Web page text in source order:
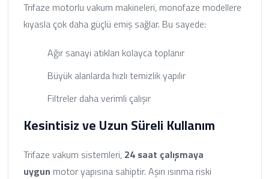
Trifaze motorlu vakum makineleri, monofaze modellere
kıyasla çok daha güçlü emiş sağlar. Bu sayede:
Ağır sanayi atıkları kolayca toplanır
Büyük alanlarda hızlı temizlik yapılır
Filtreler daha verimli çalışır
Kesintisiz ve Uzun Süreli Kullanım
Trifaze vakum sistemleri, 24 saat çalışmaya
uygun motor yapısına sahiptir. Aşırı ısınma riski